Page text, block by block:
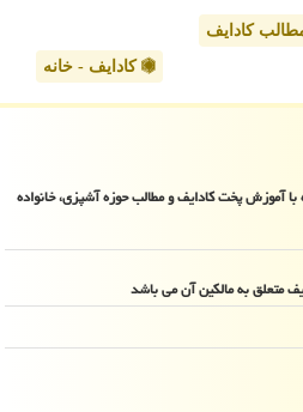
کادایف
کادایف - خانه
آموزش پخت کادایف و مطالب حوزه آشپزی، خانواده